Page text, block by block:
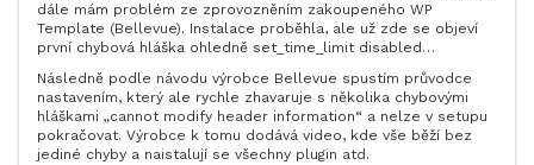
dále mám problém ze zprovozněním zakoupeného WP
Template (Bellevue). Instalace proběhla, ale už zde se objeví
první chybová hláška ohledně set_time_limit disabled…
Následně podle návodu výrobce Bellevue spustím průvodce
nastavením, který ale rychle zhavaruje s několika chybovými
hláškami „cannot modify header information“ a nelze v setupu
pokračovat. Výrobce k tomu dodává video, kde vše běží bez
jediné chyby a naistalují se všechny plugin atd.